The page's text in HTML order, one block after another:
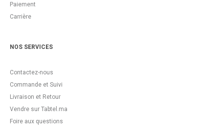
Paiement
Carrière
NOS SERVICES
Contactez-nous
Commande et Suivi
Livraison et Retour
Vendre sur Tabtel.ma
Foire aux questions